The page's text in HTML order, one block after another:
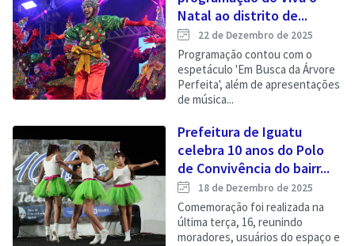
Natal ao distrito de...
22 de Dezembro de 2025
Programação contou com o
espetáculo 'Em Busca da Árvore
Perfeita', além de apresentações
de música...
Prefeitura de Iguatu
celebra 10 anos do Polo
de Convivência do bairr...
18 de Dezembro de 2025
Comemoração foi realizada na
última terça, 16, reunindo
moradores, usuários do espaço e